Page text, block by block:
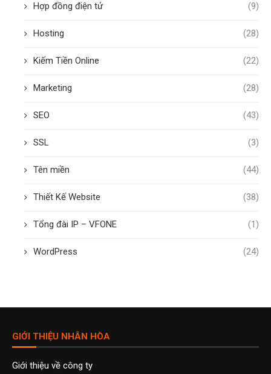
Hợp đồng điện tử (9)
Hosting (28)
Kiếm Tiền Online (22)
Marketing (28)
SEO (43)
SSL (3)
Tên miền (44)
Thiết Kế Website (38)
Tổng đài IP – VFONE (1)
WordPress (24)
GIỚI THIỆU NHÂN HÒA
Giới thiệu về công ty